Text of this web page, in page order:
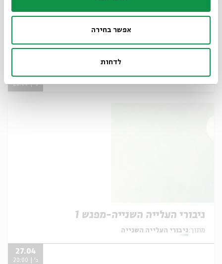
אפשר בחירה
לדחות
18.05
ג' | 20:00
גיבורי העלייה השנייה-מפגש 1
מתוך: גיבורי העלייה השנייה
27.04
ג' | 20:00